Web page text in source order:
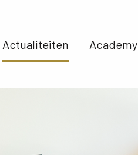
Actualiteiten Academy